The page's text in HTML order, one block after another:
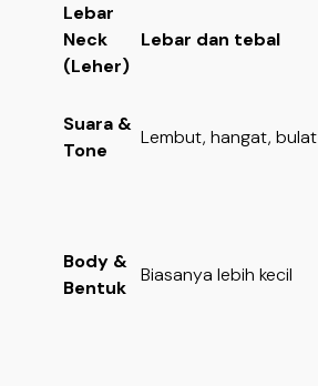
Lebar
Neck
(Leher)
Lebar dan tebal
Suara &
Tone
Lembut, hangat, bulat
Body &
Bentuk
Biasanya lebih kecil